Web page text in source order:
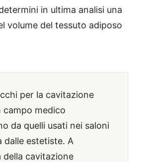
in ultima analisi una
volume del tessuto adiposo
per la cavitazione
campo medico
da quelli usati nei saloni
dalle estetiste. A
della cavitazione